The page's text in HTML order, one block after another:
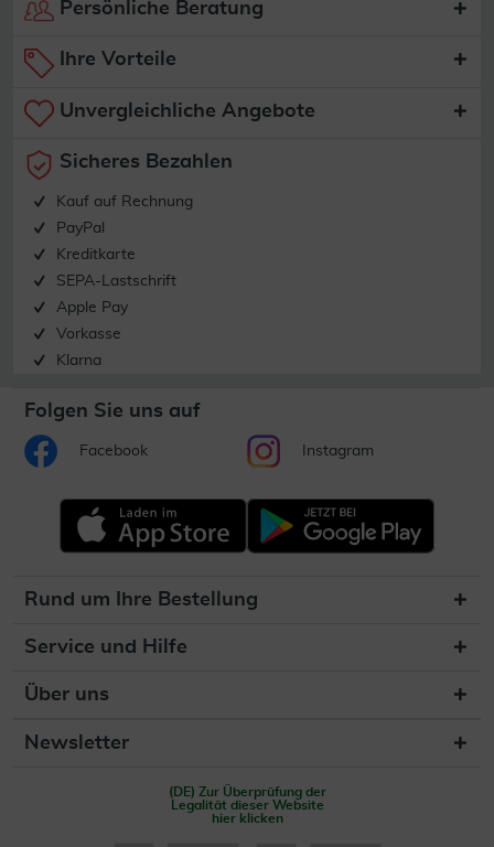
Persönliche Beratung
Ihre Vorteile
Unvergleichliche Angebote
Sicheres Bezahlen
Kauf auf Rechnung
PayPal
Kreditkarte
SEPA-Lastschrift
Apple Pay
Vorkasse
Klarna
Folgen Sie uns auf
Facebook Instagram
Rund um Ihre Bestellung
Service und Hilfe
Über uns
Newsletter
(DE) Zur Überprüfung der
Legalität dieser Website
hier klicken